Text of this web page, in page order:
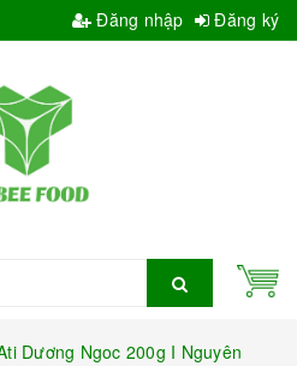
Đăng nhập Đăng ký
Dương Ngoc 200g I Nguyên